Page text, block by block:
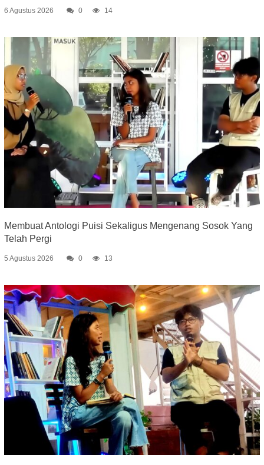
6 Agustus 2026 0 14
Membuat Antologi Puisi Sekaligus Mengenang Sosok Yang
Telah Pergi
5 Agustus 2026 0 13